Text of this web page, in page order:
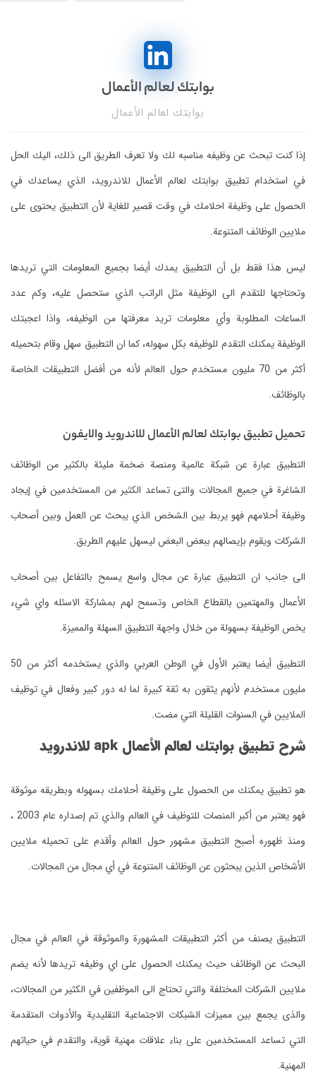
بوابتك لعالم الأعمال
بوابتك لعالم الأعمال
إذا كنت تبحث عن وظيفه مناسبه لك ولا تعرف الطريق الى ذلك، اليك الحل
في استخدام تطبيق بوابتك لعالم الأعمال للاندرويد، الذي يساعدك في
الحصول على وظيفة احلامك في وقت قصير للغاية لأن التطبيق يحتوى على
ملايين الوظائف المتنوعة.
ليس هذا فقط بل أن التطبيق يمدك أيضا بجميع المعلومات التي تريدها
وتحتاجها للتقدم الى الوظيفة مثل الراتب الذي ستحصل عليه، وكم عدد
الساعات المطلوبة وأي معلومات تريد معرفتها من الوظيفه، واذا اعجبتك
الوظيفة يمكنك التقدم للوظيفه بكل سهوله، كما ان التطبيق سهل وقام بتحميله
أكثر من 70 مليون مستخدم حول العالم لأنه من أفضل التطبيقات الخاصة
بالوظائف.
تحميل تطبيق بوابتك لعالم الأعمال للاندرويد والايفون
التطبيق عبارة عن شبكة عالمية ومنصة ضخمة مليئة بالكثير من الوظائف
الشاغرة في جميع المجالات والتى تساعد الكثير من المستخدمين في إيجاد
وظيفة أحلامهم فهو يربط بين الشخص الذي يبحث عن العمل وبين أصحاب
الشركات ويقوم بإيصالهم ببعض البعض ليسهل عليهم الطريق.
الى جانب ان التطبيق عبارة عن مجال واسع يسمح بالتفاعل بين أصحاب
الأعمال والمهتمين بالقطاع الخاص وتسمح لهم بمشاركة الاسئله واي شيء
يخص الوظيفة بسهولة من خلال واجهة التطبيق السهلة والمميزة.
التطبيق أيضا يعتبر الأول في الوطن العربي والذي يستخدمه أكثر من 50
مليون مستخدم لأنهم يثقون به ثقة كبيرة لما له دور كبير وفعال في توظيف
الملايين في السنوات القليلة التي مضت.
شرح تطبيق بوابتك لعالم الأعمال apk للاندرويد
هو تطبيق يمكنك من الحصول على وظيفة أحلامك بسهوله وبطريقه موثوقة
فهو يعتبر من أكبر المنصات للتوظيف في العالم والذي تم إصداره عام 2003 ،
ومنذ ظهوره أصبح التطبيق مشهور حول العالم وأقدم على تحميله ملايين
الأشخاص الذين يبحثون عن الوظائف المتنوعة في أي مجال من المجالات.
التطبيق يصنف من أكثر التطبيقات المشهورة والموثوقة في العالم في مجال
البحث عن الوظائف حيث يمكنك الحصول على اي وظيفه تريدها لأنه يضم
ملايين الشركات المختلفة والتي تحتاج الى الموظفين في الكثير من المجالات،
والذى يجمع بين مميزات الشبكات الاجتماعية التقليدية والأدوات المتقدمة
التي تساعد المستخدمين على بناء علاقات مهنية قوية، والتقدم في حياتهم
المهنية.